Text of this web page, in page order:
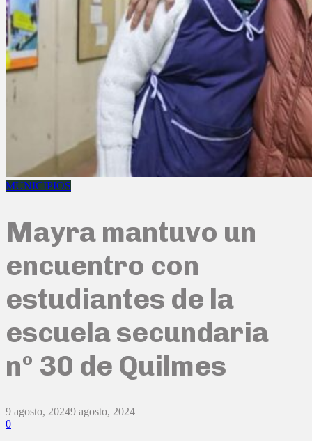
MUNICIPIOS
Mayra mantuvo un
encuentro con
estudiantes de la
escuela secundaria
nº 30 de Quilmes
9 agosto, 20249 agosto, 2024
0